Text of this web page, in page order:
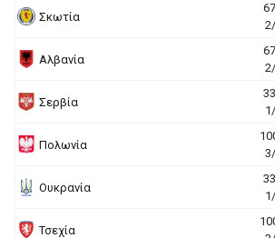
Σκωτία
Αλβανία
Σερβία
Πολωνία
Ουκρανία
Τσεχία